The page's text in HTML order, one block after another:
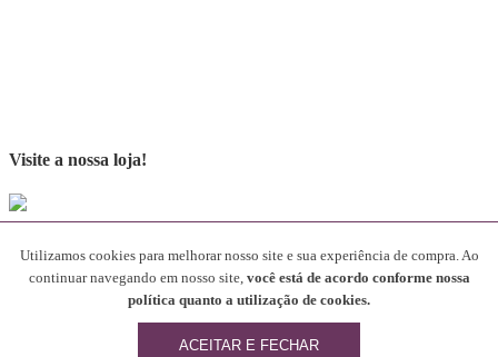
Visite a nossa loja!
Parceiros
[rev_slider alias="SliderParceiros"]
Desenvolvido por
Utilizamos cookies para melhorar nosso site e sua experiência de compra. Ao
continuar navegando em nosso site, você está de acordo conforme nossa
política quanto a utilização de cookies.
ACEITAR E FECHAR